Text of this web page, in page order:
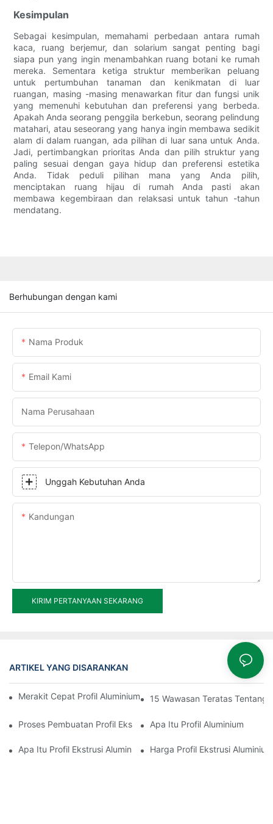
Kesimpulan
Sebagai kesimpulan, memahami perbedaan antara rumah
kaca, ruang berjemur, dan solarium sangat penting bagi
siapa pun yang ingin menambahkan ruang botani ke rumah
mereka. Sementara ketiga struktur memberikan peluang
untuk pertumbuhan tanaman dan kenikmatan di luar
ruangan, masing -masing menawarkan fitur dan fungsi unik
yang memenuhi kebutuhan dan preferensi yang berbeda.
Apakah Anda seorang penggila berkebun, seorang pelindung
matahari, atau seseorang yang hanya ingin membawa sedikit
alam di dalam ruangan, ada pilihan di luar sana untuk Anda.
Jadi, pertimbangkan prioritas Anda dan pilih struktur yang
paling sesuai dengan gaya hidup dan preferensi estetika
Anda. Tidak peduli pilihan mana yang Anda pilih,
menciptakan ruang hijau di rumah Anda pasti akan
membawa kegembiraan dan relaksasi untuk tahun -tahun
mendatang.
Berhubungan dengan kami
Nama Produk
Email Kami
Nama Perusahaan
Telepon/WhatsApp
Unggah Kebutuhan Anda
Kandungan
KIRIM PERTANYAAN SEKARANG
ARTIKEL YANG DISARANKAN
Merakit Cepat Profil Aluminium Pemutus Termal Ruang Berjemur
15 Wawasan Teratas Tentang
Proses Pembuatan Profil Ekstrusi AluminiumApa Itu Profil Aluminium
Apa Itu Profil Ekstrusi Aluminium Harga Profil Ekstrusi Aluminium